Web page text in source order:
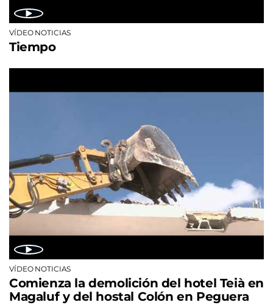
VÍDEO NOTICIAS
Tiempo
VÍDEO NOTICIAS
Comienza la demolición del hotel Teià en
Magaluf y del hostal Colón en Peguera